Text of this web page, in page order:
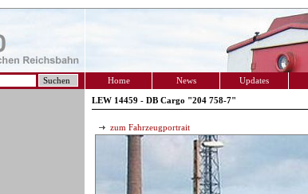
Home News Updates
LEW 14459 - DB Cargo "204 758-7"
zum Fahrzeugportrait